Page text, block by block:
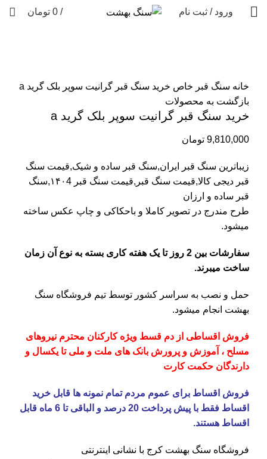
ورود / ثبت نام /
0 تومان
خانه سنگ قبر خاص خرید سنگ قبر گرانیت سوپر بلک گرید a
بازگشت به محصولات
خرید سنگ قبر گرانیت سوپر بلک گرید a
9,810,000 تومان
زیباترین سنگ قبر ایران,سنگ قبر ساده و شیک,قیمت سنگ
قبر دیجی کالا,قیمت سنگ قبر,قیمت سنگ قبر ۱۴۰4,سنگ
قبر ساده و ارزان
طرح مندرج در تصویر کاملا و باحکاکی و چاپ عکس ساخته
میشود.
سفارشات بین 2 روز تا یک هفته کاری بسته به نوع آن زمان
ساخت میبرند.
حمل و نصب به سراسر کشور توسط تیم فروشگاه سنگ
بهشت انجام میشود.
فروش اقساطی از دم قسط ویژه کارکنان محترم نیروهای
مسلح ، آموزش و پرورش بانک های ملت و ملی تا یکسال و
دارندگان حکمت کارت
فروش اقساط برای عموم مردم تمام نمونه ها قابل خرید
اقساط فقط با پیش پرداخت 20 درصد و الباقی تا 6 ماه قابل
اقساط هستند.
فروشگاه سنگ بهشت کرج با نشانی اینترنتی